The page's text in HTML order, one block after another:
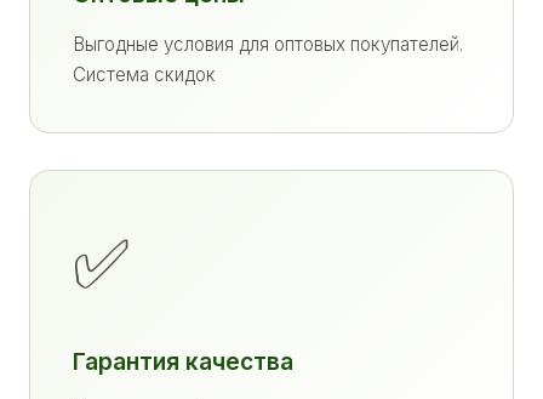
Выгодные условия для оптовых покупателей.
Система скидок
✅
Гарантия качества